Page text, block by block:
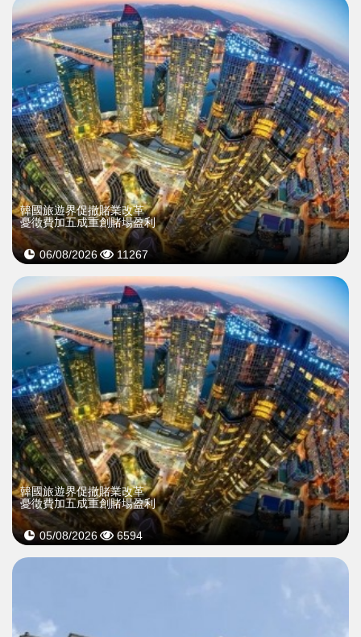
韓國旅遊界促撤賭業改革
憂徵費加五成重創賭場盈利
06/08/2026 11267
韓國旅遊界促撤賭業改革
憂徵費加五成重創賭場盈利
05/08/2026 6594